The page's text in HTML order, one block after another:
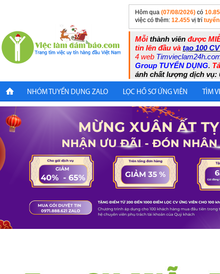
Hôm qua (07/08/2026) có
việc có thêm: 12.455 vị trí
Mỗithành viên được
tin lên đầu và tạo 100
4 web
Group TUYỂN DỤNG.
ánh chất lượng dịch vụ:
NHÓM TUYỂN DỤNG ZALO LỌC HỒ SƠ ỨNG VIÊN TÌM